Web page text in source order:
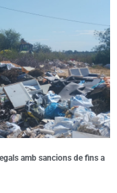
amb sancions de fins a